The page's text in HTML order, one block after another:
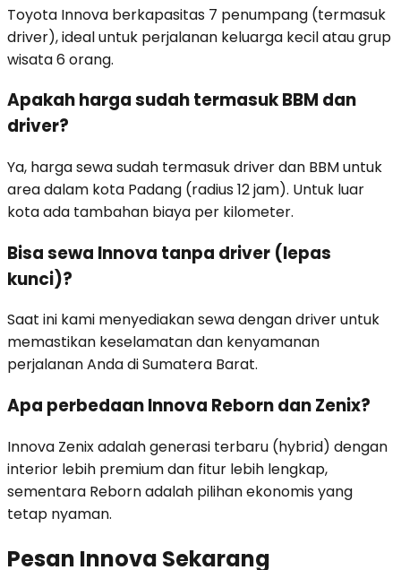
Toyota Innova berkapasitas 7 penumpang (termasuk
driver), ideal untuk perjalanan keluarga kecil atau grup
wisata 6 orang.
Apakah harga sudah termasuk BBM dan
driver?
Ya, harga sewa sudah termasuk driver dan BBM untuk
area dalam kota Padang (radius 12 jam). Untuk luar
kota ada tambahan biaya per kilometer.
Bisa sewa Innova tanpa driver (lepas
kunci)?
Saat ini kami menyediakan sewa dengan driver untuk
memastikan keselamatan dan kenyamanan
perjalanan Anda di Sumatera Barat.
Apa perbedaan Innova Reborn dan Zenix?
Innova Zenix adalah generasi terbaru (hybrid) dengan
interior lebih premium dan fitur lebih lengkap,
sementara Reborn adalah pilihan ekonomis yang
tetap nyaman.
Pesan Innova Sekarang